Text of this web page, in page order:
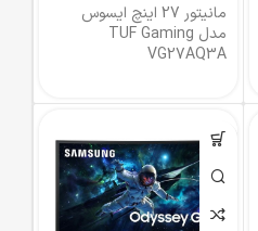
مانیتور 27 اینچ ایسوس
مدل TUF Gaming
VG27AQ3A